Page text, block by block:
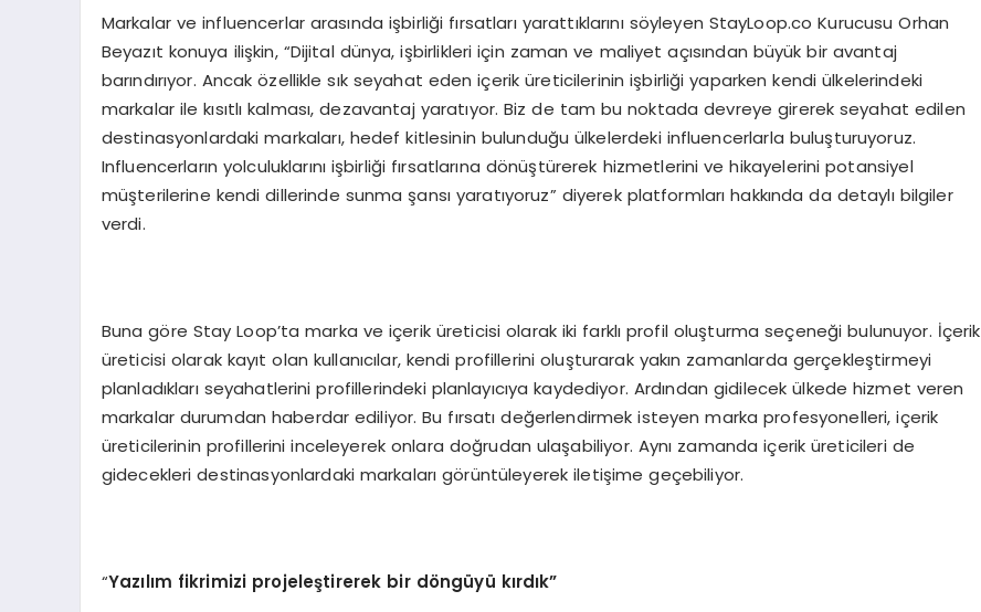
Markalar ve influencerlar arasında işbirliği fırsatları yarattıklarını söyleyen StayLoop.co Kurucusu Orhan
Beyazıt konuya ilişkin, “Dijital dünya, işbirlikleri için zaman ve maliyet açısından büyük bir avantaj
barındırıyor. Ancak özellikle sık seyahat eden içerik üreticilerinin işbirliği yaparken kendi ülkelerindeki
markalar ile kısıtlı kalması, dezavantaj yaratıyor. Biz de tam bu noktada devreye girerek seyahat edilen
destinasyonlardaki markaları, hedef kitlesinin bulunduğu ülkelerdeki influencerlarla buluşturuyoruz.
Influencerların yolculuklarını işbirliği fırsatlarına dönüştürerek hizmetlerini ve hikayelerini potansiyel
müşterilerine kendi dillerinde sunma şansı yaratıyoruz” diyerek platformları hakkında da detaylı bilgiler
verdi.
Buna göre Stay Loop’ta marka ve içerik üreticisi olarak iki farklı profil oluşturma seçeneği bulunuyor. İçerik
üreticisi olarak kayıt olan kullanıcılar, kendi profillerini oluşturarak yakın zamanlarda gerçekleştirmeyi
planladıkları seyahatlerini profillerindeki planlayıcıya kaydediyor. Ardından gidilecek ülkede hizmet veren
markalar durumdan haberdar ediliyor. Bu fırsatı değerlendirmek isteyen marka profesyonelleri, içerik
üreticilerinin profillerini inceleyerek onlara doğrudan ulaşabiliyor. Aynı zamanda içerik üreticileri de
gidecekleri destinasyonlardaki markaları görüntüleyerek iletişime geçebiliyor.
“Yazılım fikrimizi projeleştirerek bir döngüyü kırdık”